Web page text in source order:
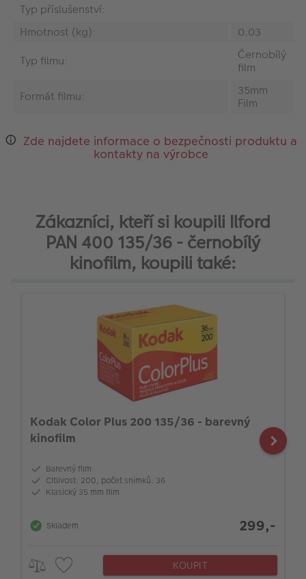
Typ příslušenství:
Hmotnost (kg):
0.03
Typ filmu:
Černobílý
film
Formát filmu:
35mm
Film
Zde najdete informace o bezpečnosti produktu a
kontakty na výrobce
Zákazníci, kteří si koupili Ilford
PAN 400 135/36 - černobílý
kinofilm, koupili také:
Kodak Color Plus 200 135/36 - barevný
kinofilm
Barevný film
Citlivost: 200, počet snímků: 36
Klasický 35 mm film
Skladem 299,-
KOUPIT